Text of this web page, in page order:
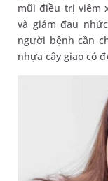
mũi điều trị viêm
và giảm đau
người bệnh cần
nhựa cây giao có